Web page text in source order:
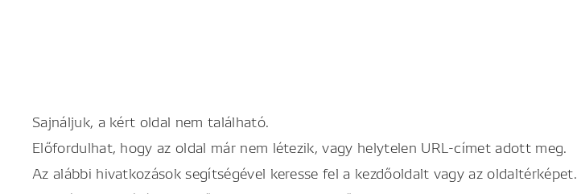
Sajnáljuk, a kért oldal nem található.
Előfordulhat, hogy az oldal már nem létezik, vagy helytelen URL-címet adott meg.
Az alábbi hivatkozások segítségével keresse fel a kezdőoldalt vagy az oldaltérképet.